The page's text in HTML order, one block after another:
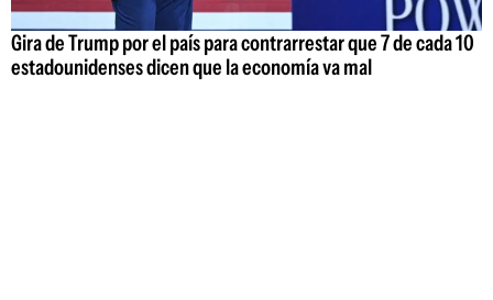
Gira de Trump por el país para contrarrestar que 7 de cada 10
estadounidenses dicen que la economía va mal